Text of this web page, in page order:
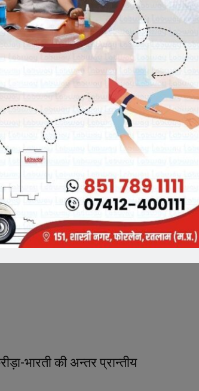
– चेतन्य काश्यप
भारती की अन्तर प्रान्तीय